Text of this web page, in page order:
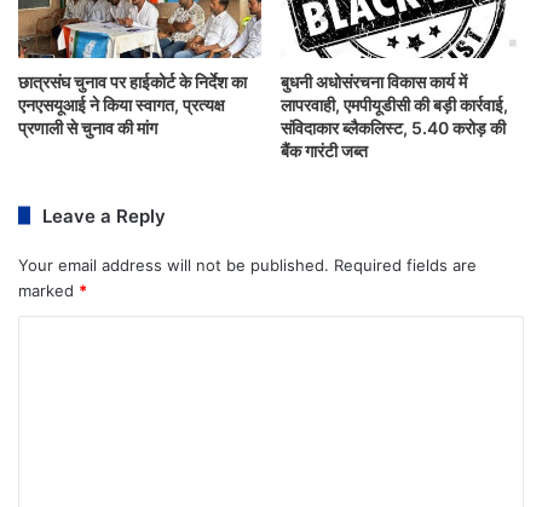
छात्रसंघ चुनाव पर हाईकोर्ट के निर्देश का
एनएसयूआई ने किया स्वागत, प्रत्यक्ष
प्रणाली से चुनाव की मांग
बुधनी अधोसंरचना विकास कार्य में
लापरवाही, एमपीयूडीसी की बड़ी कार्रवाई,
संविदाकार ब्लैकलिस्ट, 5.40 करोड़ की
बैंक गारंटी जब्त
Leave a Reply
Your email address will not be published. Required fields are
marked *